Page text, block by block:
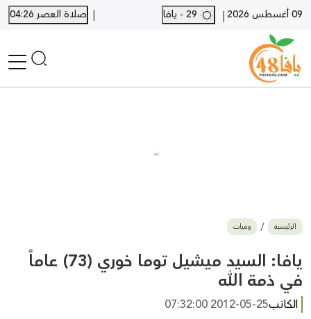
09 أغسطس 2026 |
| صلاة العصر 04:26
بيع وشراء
أخبار القدس
وفيات
المزيد
ارسل خبر
الرئيسية وفيات
يافا: السيد ميشيل توما خوري (73) عاماً
في ذمة الله
الكاتب2012-05-25 07:32:00